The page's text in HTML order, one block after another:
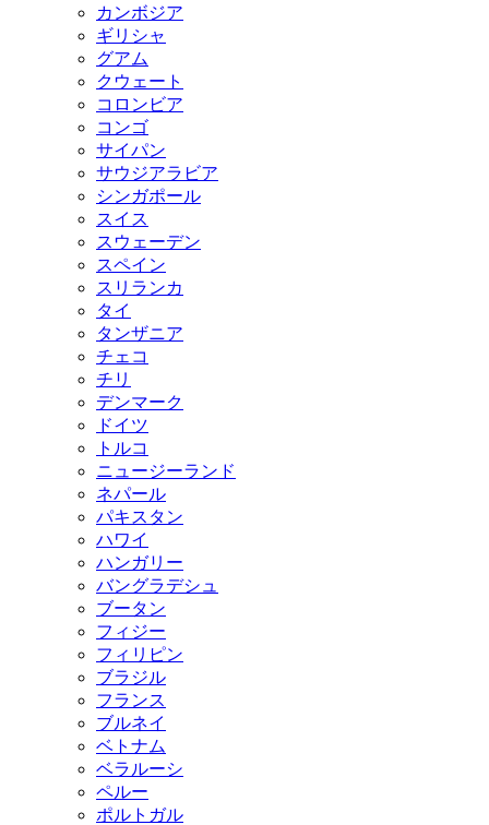
カンボジア
ギリシャ
グアム
クウェート
コロンビア
コンゴ
サイパン
サウジアラビア
シンガポール
スイス
スウェーデン
スペイン
スリランカ
タイ
タンザニア
チェコ
チリ
デンマーク
ドイツ
トルコ
ニュージーランド
ネパール
パキスタン
ハワイ
ハンガリー
バングラデシュ
ブータン
フィジー
フィリピン
ブラジル
フランス
ブルネイ
ベトナム
ベラルーシ
ペルー
ポルトガル